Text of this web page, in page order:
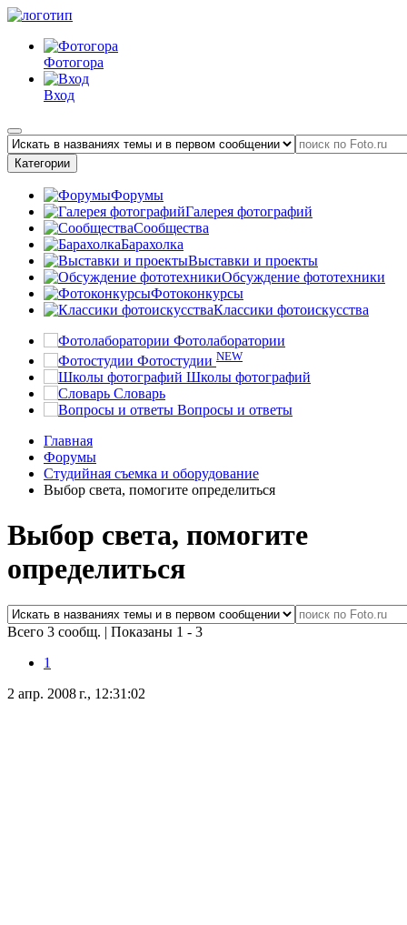
Фотогора
Вход
Категории
Форумы
Галерея фотографий
Сообщества
Барахолка
Выставки и проекты
Обсуждение фототехники
Фотоконкурсы
Классики фотоискусства
Фотолаборатории
Фотостудии NEW
Школы фотографий
Словарь
Вопросы и ответы
Главная
Форумы
Студийная съемка и оборудование
Выбор света, помогите определиться
Выбор света, помогите
определиться
Всего 3 сообщ. | Показаны 1 - 3
1
2 апр. 2008 г., 12:31:02